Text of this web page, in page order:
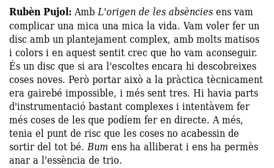
Rubèn Pujol: AmbL'origen de les absènciesens vam
complicar una mica una mica la vida. Vam voler fer un
disc amb un plantejament complex, amb molts matisos
i colors i en aquest sentit crec que ho vam aconseguir.
És un disc que si ara l'escoltes encara hi descobreixes
coses noves. Però portar això a la pràctica tècnicament
era gairebé impossible, i més sent tres. Hi havia parts
d'instrumentació bastant complexes i intentàvem fer
més coses de les que podíem fer en directe. A més,
tenia el punt de risc que les coses no acabessin de
sortir del tot bé.Bum ens ha alliberat i ens ha permès
anar a l'essència de trio.